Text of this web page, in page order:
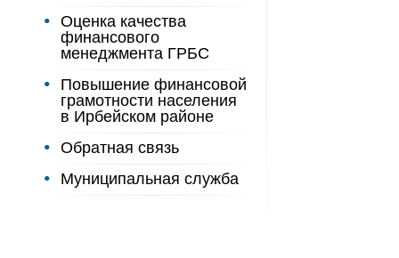
Оценка качества
финансового
менеджмента ГРБС
Повышение финансовой
грамотности населения
в Ирбейском районе
Обратная связь
Муниципальная служба